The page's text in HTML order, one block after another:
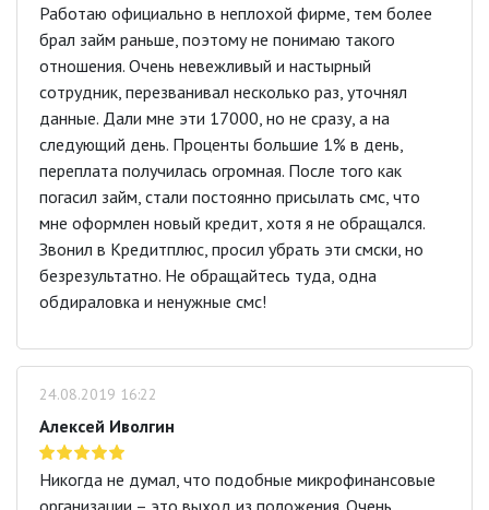
Работаю официально в неплохой фирме, тем более
брал займ раньше, поэтому не понимаю такого
отношения. Очень невежливый и настырный
сотрудник, перезванивал несколько раз, уточнял
данные. Дали мне эти 17000, но не сразу, а на
следующий день. Проценты большие 1% в день,
переплата получилась огромная. После того как
погасил займ, стали постоянно присылать смс, что
мне оформлен новый кредит, хотя я не обращался.
Звонил в Кредитплюс, просил убрать эти смски, но
безрезультатно. Не обращайтесь туда, одна
обдираловка и ненужные смс!
24.08.2019 16:22
Алексей Иволгин
Никогда не думал, что подобные микрофинансовые
организации – это выход из положения. Очень